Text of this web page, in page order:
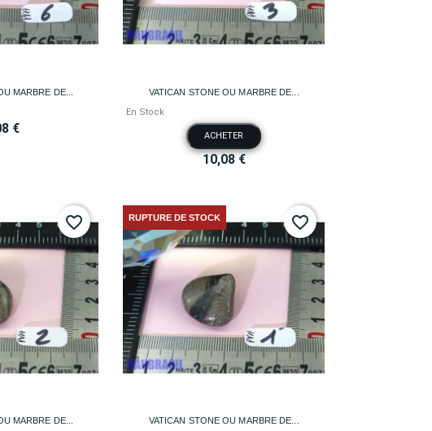
MARBRE DE...
€
rapide VATICAN STONE OU MARBRE DE...
En Stock
ACHETER
10,08 €
Aperçu rapide
MARBRE DE...
rapide
favorite_border
VATICAN STONE OU MARBRE DE...
RUPTURE DE STOCK
Aperçu rapide
favorite_border